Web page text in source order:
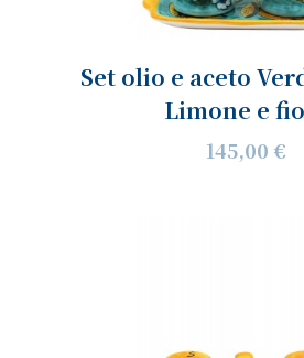
Set olio e aceto
Limone e
145,00 €